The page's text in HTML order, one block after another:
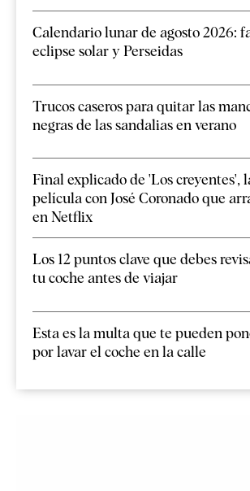
Calendario lunar de agosto 2026:
eclipse solar y Perseidas
Trucos caseros para quitar las
negras de las sandalias en verano
Final explicado de 'Los creyentes',
película con José Coronado que
en Netflix
Los 12 puntos clave que debes
tu coche antes de viajar
Esta es la multa que te pueden
por lavar el coche en la calle